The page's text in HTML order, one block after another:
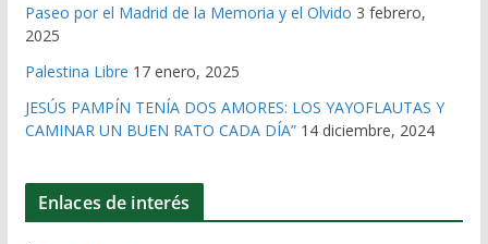
Paseo por el Madrid de la Memoria y el Olvido 3 febrero,
2025
Palestina Libre 17 enero, 2025
JESÚS PAMPÍN TENÍA DOS AMORES: LOS YAYOFLAUTAS Y
CAMINAR UN BUEN RATO CADA DÍA” 14 diciembre, 2024
Enlaces de interés